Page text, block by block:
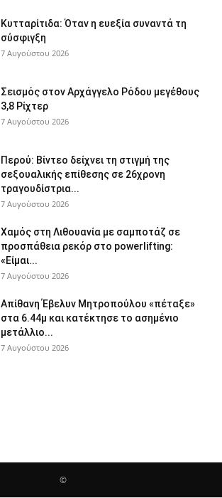
Κυτταρίτιδα: Όταν η ευεξία συναντά τη
σύσφιγξη
7 Αυγούστου 2026
Σεισμός στον Αρχάγγελο Ρόδου μεγέθους
3,8 Ρίχτερ
7 Αυγούστου 2026
Περού: Βίντεο δείχνει τη στιγμή της
σεξουαλικής επίθεσης σε 26χρονη
τραγουδίστρια...
7 Αυγούστου 2026
Χαμός στη Λιθουανία με σαμποτάζ σε
προσπάθεια ρεκόρ στο powerlifting:
«Είμαι...
7 Αυγούστου 2026
Απίθανη Έβελυν Μητροπούλου «πέταξε»
στα 6.44μ και κατέκτησε το ασημένιο
μετάλλιο...
7 Αυγούστου 2026
©